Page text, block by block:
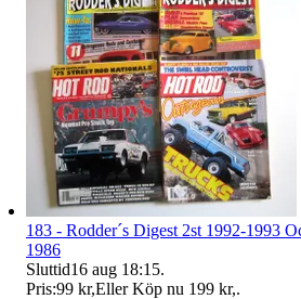
183 - Rodder´s Digest 2st 1992-1993
1986
Sluttid16 aug 18:15.
Pris:99 kr,Eller Köp nu 199 kr,.